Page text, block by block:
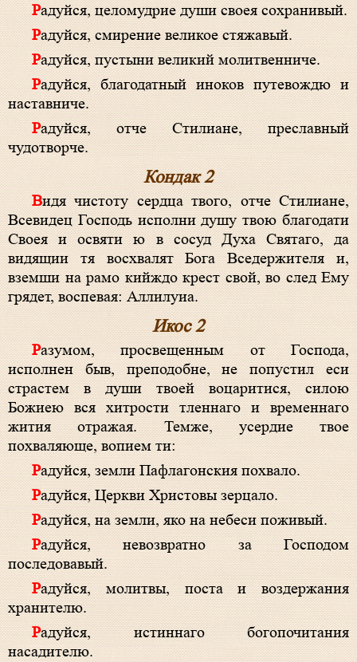
Радуйся, целомудрие души своея сохранивый.
Радуйся, смирение великое стяжавый.
Радуйся, пустыни великий молитвенниче.
Радуйся, благодатный иноков путевождю и
наставниче.
Радуйся, отче Стилиане, преславный
чудотворче.
Кондак 2
Видя чистоту сердца твого, отче Стилиане,
Всевидец Господь исполни душу твою благодати
Своея и освяти ю в сосуд Духа Святаго, да
видящии тя восхвалят Бога Вседержителя и,
вземши на рамо кийждо крест свой, во след Ему
грядет, воспевая: Аллилуиа.
Икос 2
Разумом, просвещенным от Господа,
исполнен быв, преподобне, не попустил еси
страстем в души твоей воцаритися, силою
Божиею вся хитрости тленнаго и временнаго
жития отражая. Темже, усердие твое
похваляюще, вопием ти:
Радуйся, земли Пафлагонския похвало.
Радуйся, Церкви Христовы зерцало.
Радуйся, на земли, яко на небеси поживый.
Радуйся, невозвратно за Господом
последовавый.
Радуйся, молитвы, поста и воздержания
хранителю.
Радуйся, истиннаго богопочитания
насадителю.